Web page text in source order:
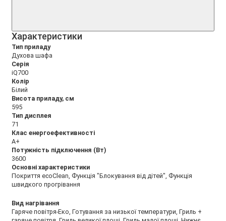
Xарактеристики
Тип приладу
Духова шафа
Серія
iQ700
Колір
Білий
Висота приладу, см
595
Тип дисплея
71
Клас енергоефективності
A+
Потужність підключення (Вт)
3600
Основні характеристики
Покриття ecoClean, Функція "Блокування від дітей", Функція
швидкого прогрівання
Вид нагрівання
Гаряче повітря-Еко, Готування за низької температури, Гриль +